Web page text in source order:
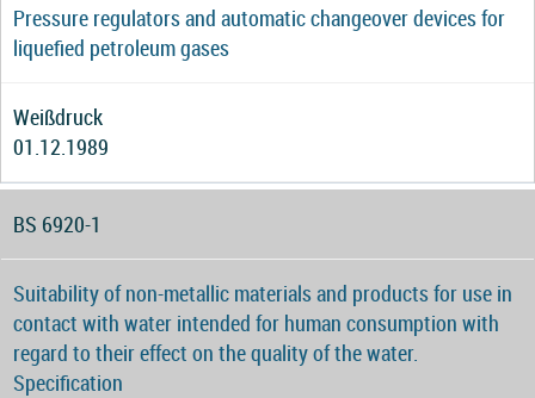
Pressure regulators and automatic changeover devices for
liquefied petroleum gases
Weißdruck
01.12.1989
BS 6920-1
Suitability of non-metallic materials and products for use in
contact with water intended for human consumption with
regard to their effect on the quality of the water.
Specification